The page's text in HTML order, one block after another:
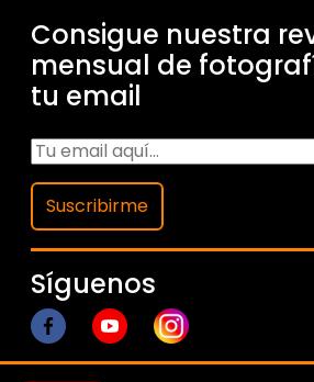
Consigue nuestra
mensual de
tu email
Suscribirme
Síguenos